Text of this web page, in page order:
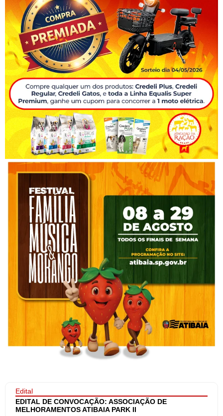
Edital
EDITAL DE CONVOCAÇÃO: ASSOCIAÇÃO DE
MELHORAMENTOS ATIBAIA PARK II